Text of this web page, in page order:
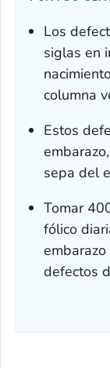
Los
siglas en
columna
Estos
sepa del
Tomar
fólico
defectos